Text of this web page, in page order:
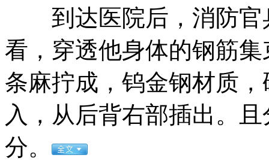
瑞典发言人全民轮值 一人可做一周
山西运城恶犬咬伤多人 警民合力深夜将其击毙
女孩北京地铁殴打老人 痛下狠手拳打脚踢
到达医院后，消防官
看，穿透他身体的钢筋
条麻拧成，钨金钢材质
入，从后背右部插出。
分。